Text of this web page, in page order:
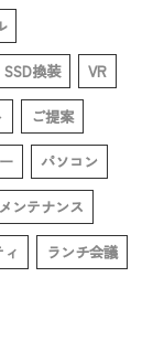
SSD換装 VR
ご提案
パソコン
メンテナンス
ランチ会議